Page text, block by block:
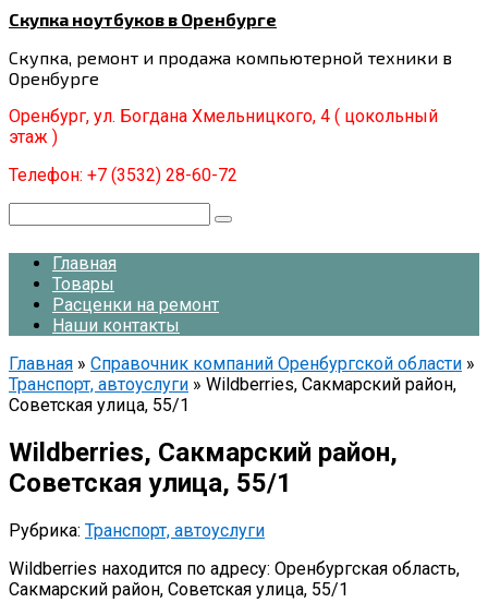
Перейти
контенту
Скупка ноутбуков в Оренбурге
Скупка, ремонт и продажа компьютерной техники в
Оренбурге
Оренбург, ул. Богдана Хмельницкого, 4 ( цокольный
этаж )
Телефон: +7 (3532) 28-60-72
Главная
Товары
Расценки на ремонт
Наши контакты
Главная » Справочник компаний Оренбургской области »
Транспорт, автоуслуги » Wildberries, Сакмарский район,
Советская улица, 55/1
Wildberries, Сакмарский район,
Советская улица, 55/1
Рубрика: Транспорт, автоуслуги
Wildberries находится по адресу: Оренбургская область,
Сакмарский район, Советская улица, 55/1